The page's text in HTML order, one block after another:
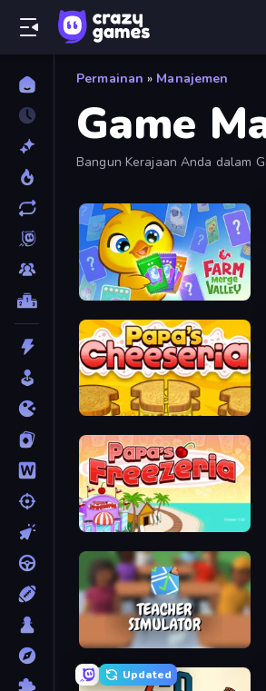
Permainan » Manajemen
Game
Bangun Kerajaan Anda dalam
Farm Merge Valley
Papa's Cheeseria
Papa's Freezeria
Teacher Simulator
Updated